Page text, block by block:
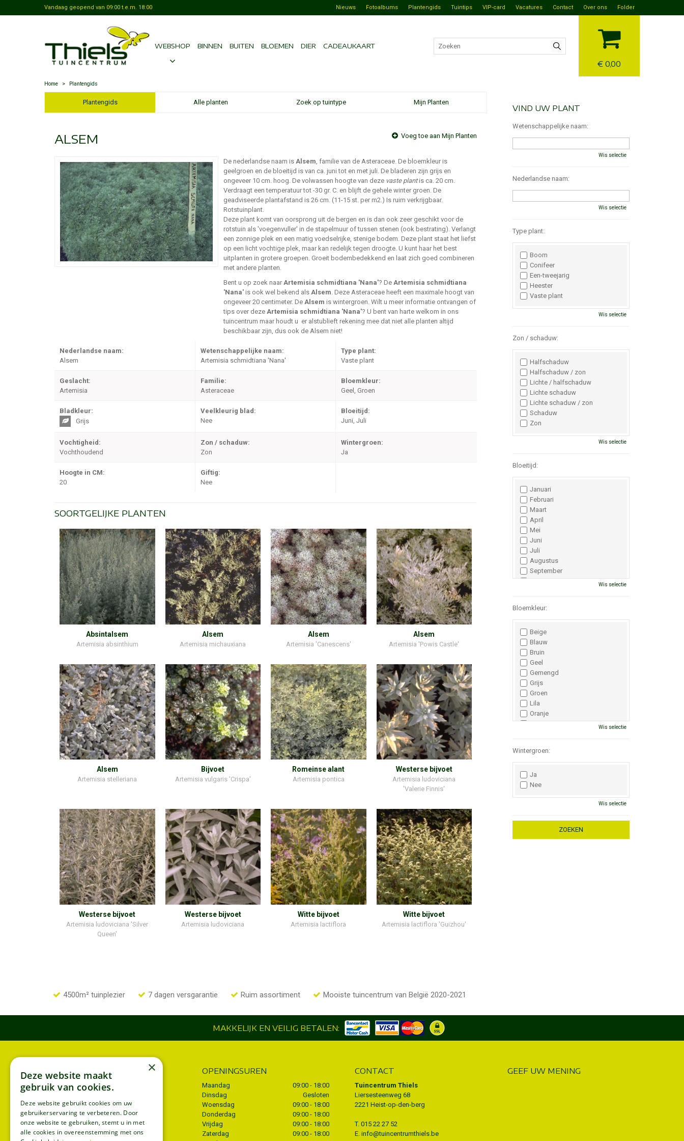
Home > Plantengids
Vandaag geopend van 09:00 t.e.m. 18:00
€ 0,00
Nieuws Fotoalbums Plantengids Tuintips VIP-card Vacatures Contact Over ons Folder
WEBSHOP BINNEN BUITEN BLOEMEN DIER CADEAUKAART
Plantengids Alle planten Zoek op tuintype Mijn Planten
ALSEM Voeg toe aan Mijn Planten
De nederlandse naam is Alsem, familie van de Asteraceae. De bloemkleur is
geelgroen en de bloeitijd is van ca. juni tot en met juli. De bladeren zijn grijs en
ongeveer 10 cm. hoog. De volwassen hoogte van deze vaste plantis ca. 20 cm.
Verdraagt een temperatuur tot -30 gr. C. en blijft de gehele winter groen. De
geadviseerde plantafstand is 26 cm. (11-15 st. per m2.) Is ruim verkrijgbaar.
Rotstuinplant.
Deze plant komt van oorsprong uit de bergen en is dan ook zeer geschikt voor de
rotstuin als 'voegenvuller' in de stapelmuur of tussen stenen (ook bestrating). Verlangt
een zonnige plek en een matig voedselrijke, stenige bodem. Deze plant staat het liefst
op een licht vochtige plek, maar kan redelijk tegen droogte. U kunt haar het best
uitplanten in grotere groepen. Groeit bodembedekkend en laat zich goed combineren
met andere planten.
Bent u op zoek naar Artemisia schmidtiana 'Nana'? De Artemisia schmidtiana
'Nana' is ook wel bekend als Alsem. Deze Asteraceae heeft een maximale hoogt van
ongeveer 20 centimeter. De Alsem is wintergroen. Wilt u meer informatie ontvangen of
tips over deze Artemisia schmidtiana 'Nana'? U bent van harte welkom in ons
tuincentrum maar houdt u er alstublieft rekening mee dat niet alle planten altijd
beschikbaar zijn, dus ook de Alsem niet!
Nederlandse naam:
Alsem
Wetenschappelijke naam:
Artemisia schmidtiana 'Nana'
Type plant:
Vaste plant
Geslacht:
Artemisia
Familie:
Asteraceae
Bloemkleur:
Geel, Groen
Bladkleur:
Grijs
Veelkleurig blad:
Nee
Bloeitijd:
Juni, Juli
Vochtigheid:
Vochthoudend
Zon / schaduw:
Zon
Wintergroen:
Ja
Hoogte in CM:
20
Giftig:
Nee
SOORTGELIJKE PLANTEN
Absintalsem
Artemisia absinthium
Alsem
Artemisia michauxiana
Alsem
Artemisia 'Canescens'
Alsem
Artemisia 'Powis Castle'
Alsem
Artemisia stelleriana
Bijvoet
Artemisia vulgaris 'Crispa'
Romeinse alant
Artemisia pontica
Westerse bijvoet
Artemisia ludoviciana
'Valerie Finnis'
Westerse bijvoet
Artemisia ludoviciana 'Silver
Queen'
Westerse bijvoet
Artemisia ludoviciana
Witte bijvoet
Artemisia lactiflora
Witte bijvoet
Artemisia lactiflora 'Guizhou'
4500m² tuinplezier 7 dagen versgarantie Ruim assortiment Mooiste tuincentrum van België 2020-2021
VIND UW PLANT
Wetenschappelijke naam:
Wis selectie
Nederlandse naam:
Wis selectie
Type plant:
Boom
Conifeer
Een-tweejarig
Heester
Vaste plant
Wis selectie
Zon / schaduw:
Halfschaduw
Halfschaduw / zon
Lichte / halfschaduw
Lichte schaduw
Lichte schaduw / zon
Schaduw
Zon
Wis selectie
Bloeitijd:
Januari
Februari
Maart
April
Mei
Juni
Juli
Augustus
September
Oktober
Wis selectie
Bloemkleur:
Beige
Blauw
Bruin
Geel
Gemengd
Grijs
Groen
Lila
Oranje
Paars
Wit
Zwart
Wis selectie
Wintergroen:
Ja
Nee
Wis selectie
MAKKELIJK EN VEILIG BETALEN:
INFORMATIE
Algemene voorwaarden
Privacy policy
Disclaimer
Bezorgen
OPENINGSUREN
Maandag
09:00 - 18:00
Dinsdag
Gesloten
Woensdag
09:00 - 18:00
Donderdag
09:00 - 18:00
Vrijdag
09:00 - 18:00
Zaterdag
09:00 - 18:00
CONTACT
Tuincentrum Thiels
Liersesteenweg 68
2221 Heist-op-den-berg
T. 015 22 27 52
E. info@tuincentrumthiels.be
GEEF UW MENING
×
Deze website maakt
gebruik van cookies.
Deze website gebruikt cookies om uw
gebruikerservaring te verbeteren. Door
onze website te gebruiken, stemt u in met
alle cookies in overeenstemming met ons